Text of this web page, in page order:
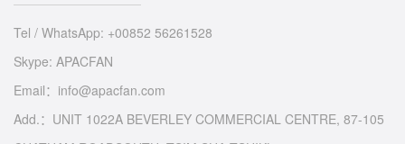
Tel / WhatsApp: +00852 56261528
Skype: APACFAN
Email：info@apacfan.com
Add.：UNIT 1022A BEVERLEY COMMERCIAL CENTRE, 87-105